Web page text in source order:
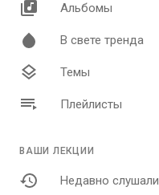
Альбомы
В свете тренда
Темы
Плейлисты
ВАШИ ЛЕКЦИИ
Недавно слушали